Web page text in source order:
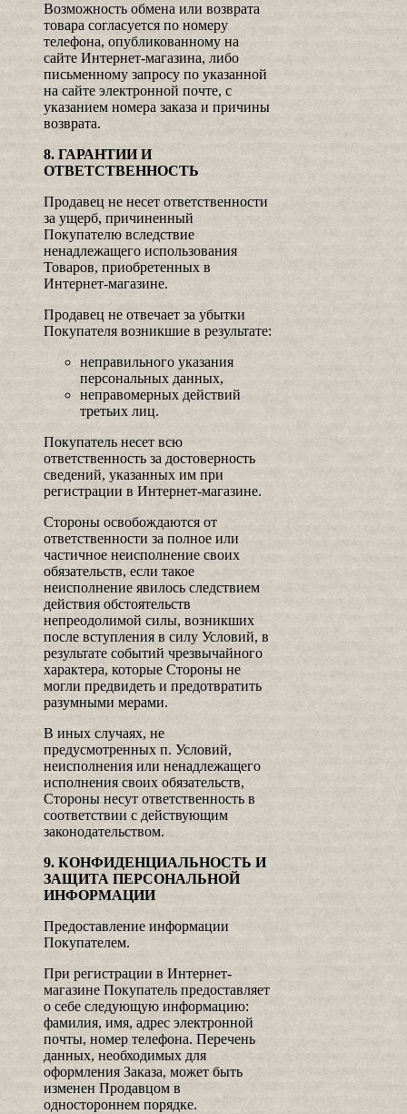
Возможность обмена или возврата
товара согласуется по номеру
телефона, опубликованному на
сайте Интернет-магазина, либо
письменному запросу по указанной
на сайте электронной почте, с
указанием номера заказа и причины
возврата.
8. ГАРАНТИИ И
ОТВЕТСТВЕННОСТЬ
Продавец не несет ответственности
за ущерб, причиненный
Покупателю вследствие
ненадлежащего использования
Товаров, приобретенных в
Интернет-магазине.
Продавец не отвечает за убытки
Покупателя возникшие в результате:
неправильного указания
персональных данных,
неправомерных действий
третьих лиц.
Покупатель несет всю
ответственность за достоверность
сведений, указанных им при
регистрации в Интернет-магазине.
Стороны освобождаются от
ответственности за полное или
частичное неисполнение своих
обязательств, если такое
неисполнение явилось следствием
действия обстоятельств
непреодолимой силы, возникших
после вступления в силу Условий, в
результате событий чрезвычайного
характера, которые Стороны не
могли предвидеть и предотвратить
разумными мерами.
В иных случаях, не
предусмотренных п. Условий,
неисполнения или ненадлежащего
исполнения своих обязательств,
Стороны несут ответственность в
соответствии с действующим
законодательством.
9. КОНФИДЕНЦИАЛЬНОСТЬ И
ЗАЩИТА ПЕРСОНАЛЬНОЙ
ИНФОРМАЦИИ
Предоставление информации
Покупателем.
При регистрации в Интернет-
магазине Покупатель предоставляет
о себе следующую информацию:
фамилия, имя, адрес электронной
почты, номер телефона. Перечень
данных, необходимых для
оформления Заказа, может быть
изменен Продавцом в
одностороннем порядке.